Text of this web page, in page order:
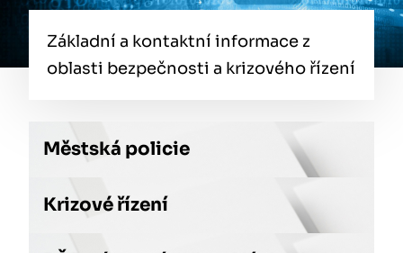
Základní a kontaktní informace z
oblasti bezpečnosti a krizového řízení
Městská policie
Krizové řízení